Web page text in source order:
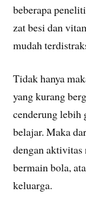
beberapa
zat besi dan
mudah
Tidak hanya
yang kurang
cenderung lebih
belajar. Maka
dengan
bermain bola,
keluarga.